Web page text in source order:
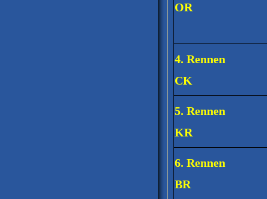
OR
4. Rennen
CK
5. Rennen
KR
6. Rennen
BR